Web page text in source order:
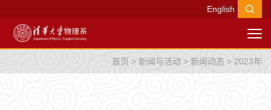
English
首页 > 新闻与活动 > 新闻动态 > 2023年